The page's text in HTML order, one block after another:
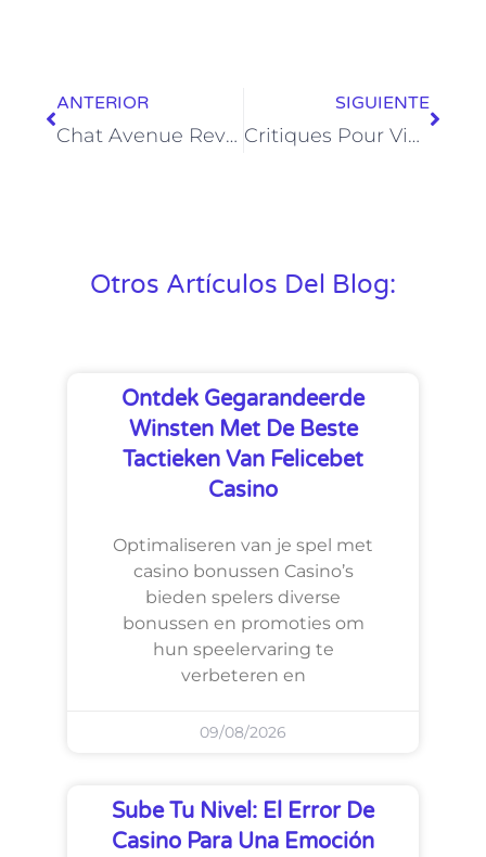
ANTERIOR
Chat Avenue Review Uncover The Professionals And Cons Of Chat Avenue
SIGUIENTE
Critiques Pour Videochat Extension Ip Locator For Omegle Modules Pour Firefox Fr
Otros Artículos Del Blog:
Ontdek Gegarandeerde
Winsten Met De Beste
Tactieken Van Felicebet
Casino
Optimaliseren van je spel met
casino bonussen Casino’s
bieden spelers diverse
bonussen en promoties om
hun speelervaring te
verbeteren en
09/08/2026
Sube Tu Nivel: El Error De
Casino Para Una Emoción